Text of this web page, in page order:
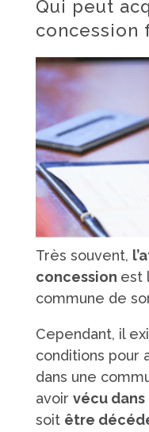
Qui peut
concession
Très souvent,
concession est
commune de
Cependant, il
conditions pour
dans une
avoir vécu dans
soit être